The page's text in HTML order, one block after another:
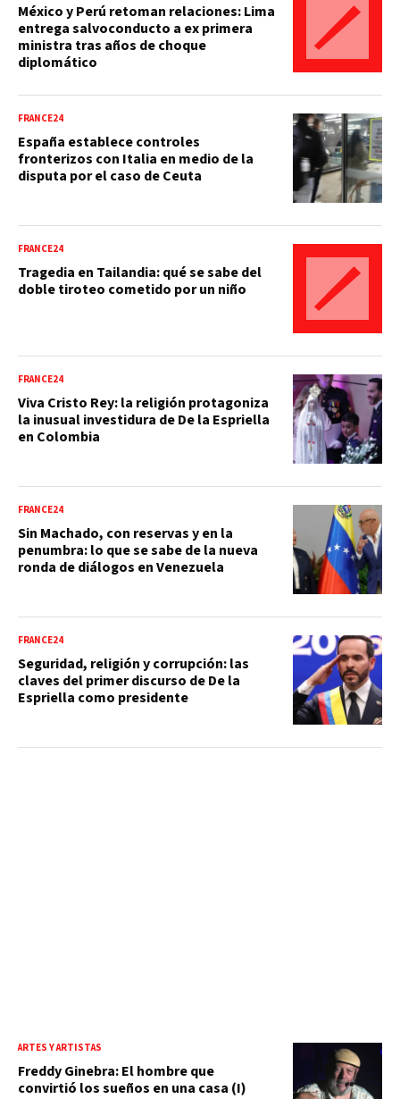
México y Perú retoman relaciones: Lima
entrega salvoconducto a ex primera
ministra tras años de choque
diplomático
FRANCE24
España establece controles
fronterizos con Italia en medio de la
disputa por el caso de Ceuta
FRANCE24
Tragedia en Tailandia: qué se sabe del
doble tiroteo cometido por un niño
FRANCE24
Viva Cristo Rey: la religión protagoniza
la inusual investidura de De la Espriella
en Colombia
FRANCE24
Sin Machado, con reservas y en la
penumbra: lo que se sabe de la nueva
ronda de diálogos en Venezuela
FRANCE24
Seguridad, religión y corrupción: las
claves del primer discurso de De la
Espriella como presidente
ARTES Y ARTISTAS
Freddy Ginebra: El hombre que
convirtió los sueños en una casa (I)